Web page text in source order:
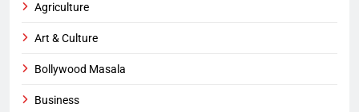
Agriculture
Art & Culture
Bollywood Masala
Business